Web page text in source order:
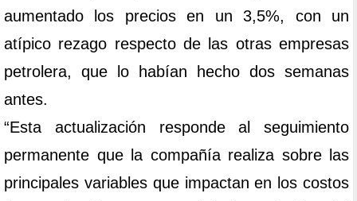
aumentado los precios en un 3,5%, con un
atípico rezago respecto de las otras empresas
petrolera, que lo habían hecho dos semanas
antes.
“Esta actualización responde al seguimiento
permanente que la compañía realiza sobre las
principales variables que impactan en los costos